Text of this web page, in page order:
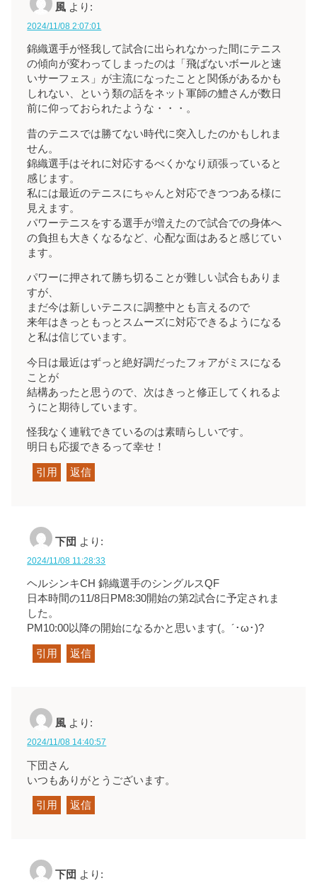
風 より:
2024/11/08 2:07:01
錦織選手が怪我して試合に出られなかった間にテニス
の傾向が変わってしまったのは「飛ばないボールと速
いサーフェス」が主流になったことと関係があるかも
しれない、という類の話をネット軍師の鱧さんが数日
前に仰っておられたような・・・。
昔のテニスでは勝てない時代に突入したのかもしれま
せん。
錦織選手はそれに対応するべくかなり頑張っていると
感じます。
私には最近のテニスにちゃんと対応できつつある様に
見えます。
パワーテニスをする選手が増えたので試合での身体へ
の負担も大きくなるなど、心配な面はあると感じてい
ます。
パワーに押されて勝ち切ることが難しい試合もありま
すが、
まだ今は新しいテニスに調整中とも言えるので
来年はきっともっとスムーズに対応できるようになる
と私は信じています。
今日は最近はずっと絶好調だったフォアがミスになる
ことが
結構あったと思うので、次はきっと修正してくれるよ
うにと期待しています。
怪我なく連戦できているのは素晴らしいです。
明日も応援できるって幸せ！
引用 返信
下団 より:
2024/11/08 11:28:33
ヘルシンキCH 錦織選手のシングルスQF
日本時間の11/8日PM8:30開始の第2試合に予定されま
した。
PM10:00以降の開始になるかと思います(。´･ω･)?
引用 返信
風 より:
2024/11/08 14:40:57
下団さん
いつもありがとうございます。
引用 返信
下団 より: